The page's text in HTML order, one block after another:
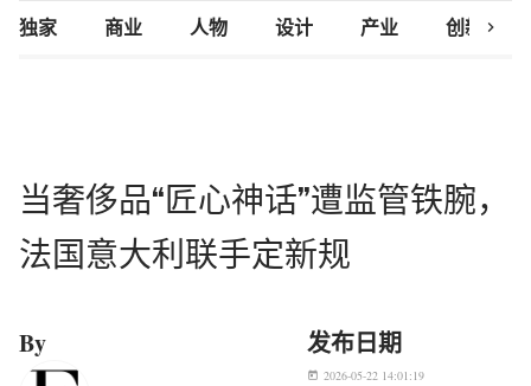
独家 商业 人物 设计 产业 创新研究
chevron_right
当奢侈品“匠心神话”遭监管铁腕，
法国意大利联手定新规
By 发布日期
today 2026-05-22 14:01:19